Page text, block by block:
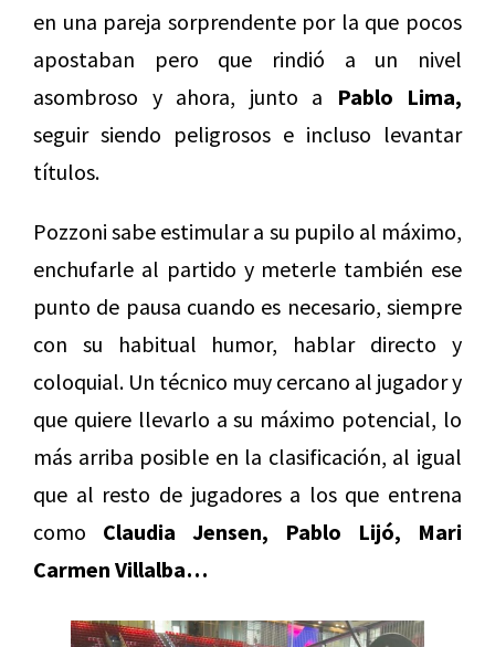
en una pareja sorprendente por la que pocos
apostaban pero que rindió a un nivel
asombroso y ahora, junto a Pablo Lima,
seguir siendo peligrosos e incluso levantar
títulos.
Pozzoni sabe estimular a su pupilo al máximo,
enchufarle al partido y meterle también ese
punto de pausa cuando es necesario, siempre
con su habitual humor, hablar directo y
coloquial. Un técnico muy cercano al jugador y
que quiere llevarlo a su máximo potencial, lo
más arriba posible en la clasificación, al igual
que al resto de jugadores a los que entrena
como Claudia Jensen, Pablo Lijó, Mari
Carmen Villalba…